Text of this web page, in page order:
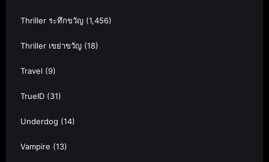
Thriller ระทึกขวัญ (1,456)
Thriller เขย่าขวัญ (18)
Travel (9)
TrueID (31)
Underdog (14)
Vampire (13)